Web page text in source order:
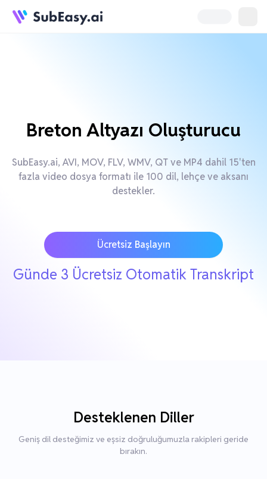
Breton Altyazı Oluşturucu
SubEasy.ai, AVI, MOV, FLV, WMV, QT ve MP4 dahil 15'ten
fazla video dosya formatı ile 100 dil, lehçe ve aksanı
destekler.
Ücretsiz Başlayın
Günde 3 Ücretsiz Otomatik Transkript
Desteklenen Diller
Geniş dil desteğimiz ve eşsiz doğruluğumuzla rakipleri geride
bırakın.